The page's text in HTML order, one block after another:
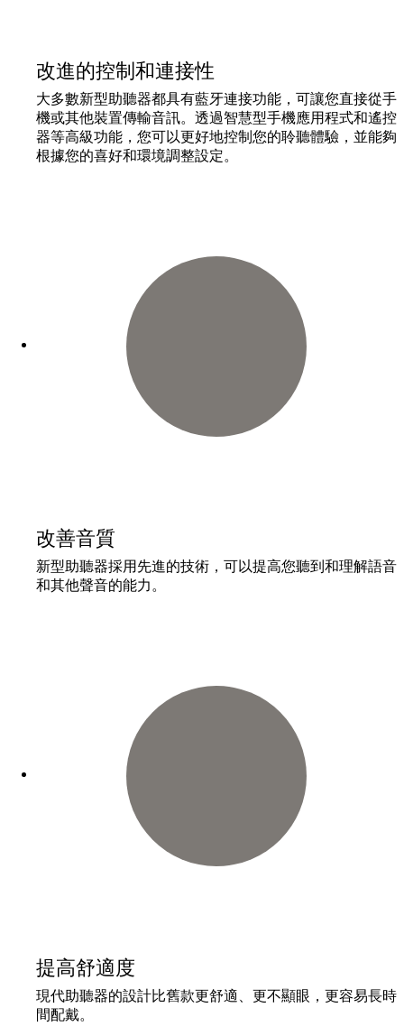
改進的控制和連接性
大多數新型助聽器都具有藍牙連接功能，可讓您直接從手
機或其他裝置傳輸音訊。透過智慧型手機應用程式和遙控
器等高級功能，您可以更好地控制您的聆聽體驗，並能夠
根據您的喜好和環境調整設定。
改善音質
新型助聽器採用先進的技術，可以提高您聽到和理解語音
和其他聲音的能力。
提高舒適度
現代助聽器的設計比舊款更舒適、更不顯眼，更容易長時
間配戴。